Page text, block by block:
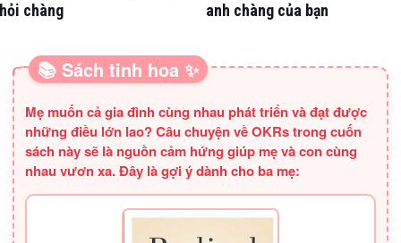
hỏi chàng
anh chàng của bạn
SÁCH HAY CHO BA MẸ
📚 Sách tinh hoa ✨
Mẹ muốn cả gia đình cùng nhau phát triển và đạt được
những điều lớn lao? Câu chuyện về OKRs trong cuốn
sách này sẽ là nguồn cảm hứng giúp mẹ và con cùng
nhau vươn xa. Đây là gợi ý dành cho ba mẹ: